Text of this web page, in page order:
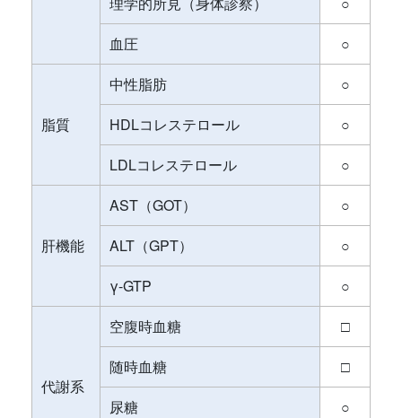
血圧
○
脂質
中性脂肪
○
HDLコレステロール
○
LDLコレステロール
○
肝機能
AST（GOT）
○
ALT（GPT）
○
γ-GTP
○
代謝系
空腹時血糖
□
随時血糖
□
尿糖
○